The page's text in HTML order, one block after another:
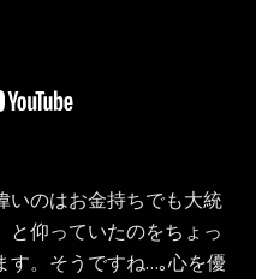
いのはお金持ちでも大統
と仰っていたのをちょっ
す。そうですね…｡心を優